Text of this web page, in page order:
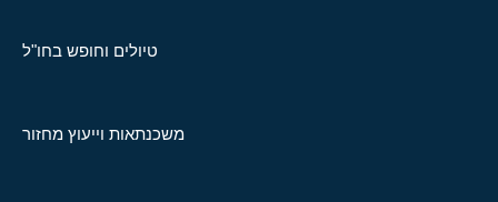
טיולים וחופש בחו"ל
משכנתאות וייעוץ מחזור